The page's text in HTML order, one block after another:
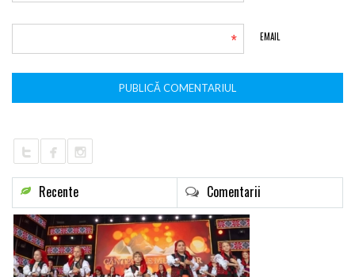
EMAIL
*
Recente Comentarii